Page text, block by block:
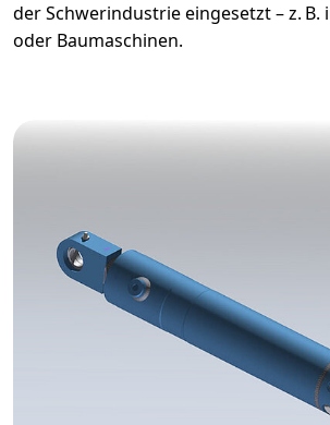
der Schwerindustrie eingesetzt – z. B.
oder Baumaschinen.